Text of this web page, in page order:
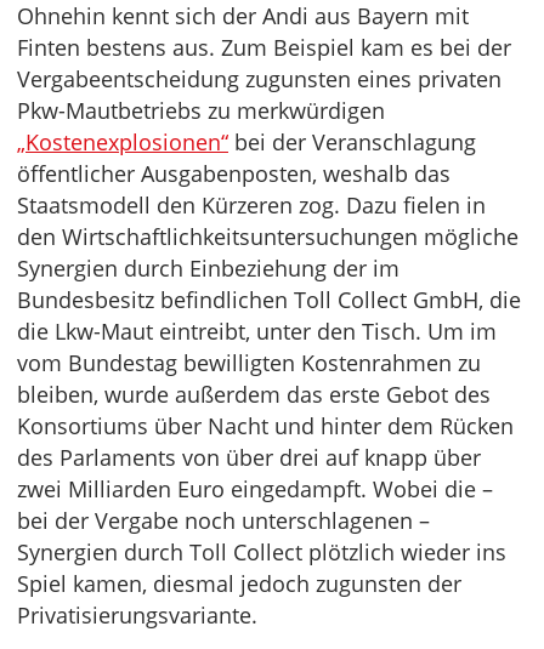
Ohnehin kennt sich der Andi aus Bayern mit
Finten bestens aus. Zum Beispiel kam es bei der
Vergabeentscheidung zugunsten eines privaten
Pkw-Mautbetriebs zu merkwürdigen
„Kostenexplosionen“ bei der Veranschlagung
öffentlicher Ausgabenposten, weshalb das
Staatsmodell den Kürzeren zog. Dazu fielen in
den Wirtschaftlichkeitsuntersuchungen mögliche
Synergien durch Einbeziehung der im
Bundesbesitz befindlichen Toll Collect GmbH, die
die Lkw-Maut eintreibt, unter den Tisch. Um im
vom Bundestag bewilligten Kostenrahmen zu
bleiben, wurde außerdem das erste Gebot des
Konsortiums über Nacht und hinter dem Rücken
des Parlaments von über drei auf knapp über
zwei Milliarden Euro eingedampft. Wobei die –
bei der Vergabe noch unterschlagenen –
Synergien durch Toll Collect plötzlich wieder ins
Spiel kamen, diesmal jedoch zugunsten der
Privatisierungsvariante.